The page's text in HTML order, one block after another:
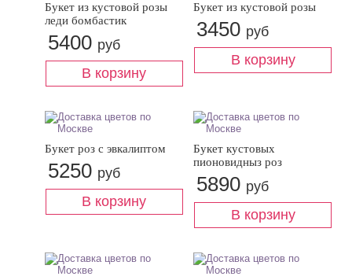
Букет из кустовой розы
леди бомбастик
5400 руб
Букет из кустовой розы
3450 руб
Букет роз с эвкалиптом
5250 руб
Букет кустовых
пионовидныз роз
5890 руб